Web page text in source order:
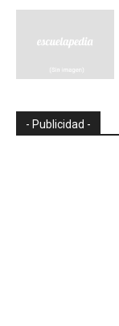
- Publicidad -